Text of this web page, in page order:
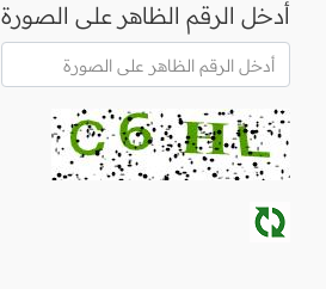
أدخل الرقم الظاهر على الصورة